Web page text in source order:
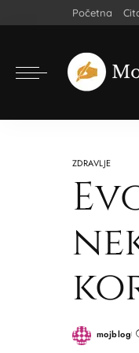
Početna
ZDRAVLJE
Posted
mojblog